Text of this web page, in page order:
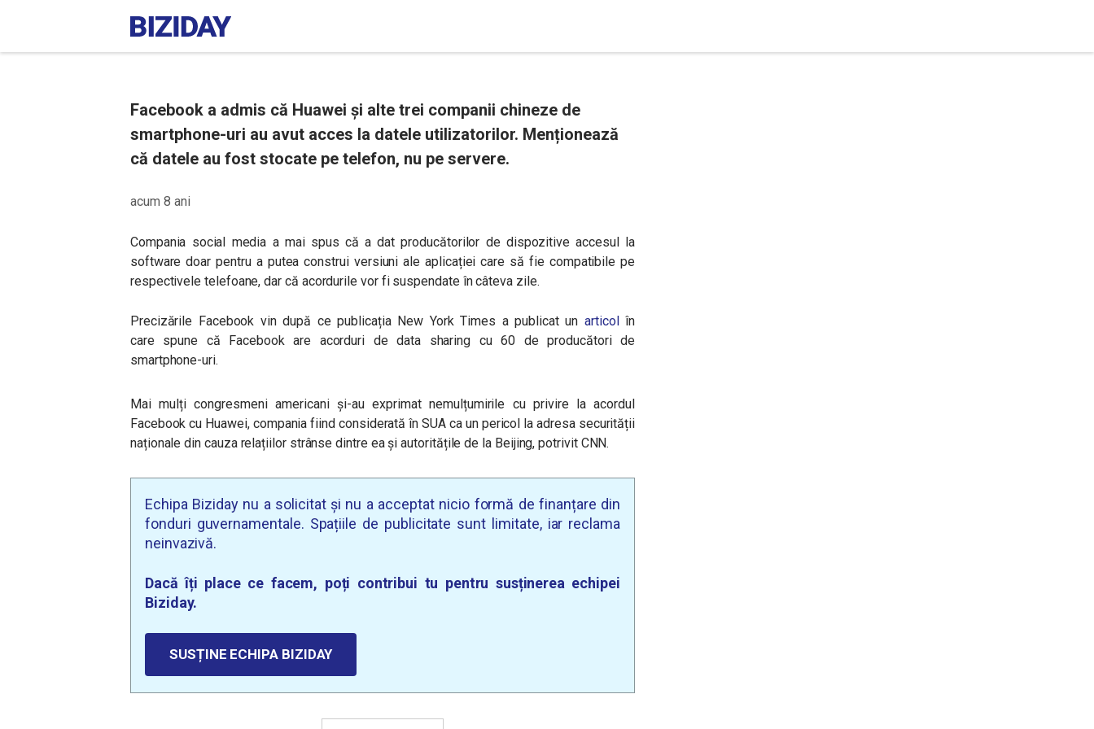
Facebook a admis că Huawei și alte trei companii chineze de
smartphone-uri au avut acces la datele utilizatorilor. Menționează
că datele au fost stocate pe telefon, nu pe servere.
acum 8 ani
Compania social media a mai spus că a dat producătorilor de dispozitive accesul la
software doar pentru a putea construi versiuni ale aplicației care să fie compatibile pe
respectivele telefoane, dar că acordurile vor fi suspendate în câteva zile.
Precizările Facebook vin după ce publicația New York Times a publicat un articolîn
care spune că Facebook are acorduri de data sharing cu 60 de producători de
smartphone-uri.
Mai mulți congresmeni americani și-au exprimat nemulțumirile cu privire la acordul
Facebook cu Huawei, compania fiind considerată în SUA ca un pericol la adresa securității
naționale din cauza relațiilor strânse dintre ea și autoritățile de la Beijing, potrivit CNN.
Echipa Biziday nu a solicitat și nu a acceptat nicio formă de finanțare din
fonduri guvernamentale. Spațiile de publicitate sunt limitate, iar reclama
neinvazivă.
Dacă îți place ce facem, poți contribui tu pentru susținerea echipei
Biziday.
SUSȚINE ECHIPA BIZIDAY